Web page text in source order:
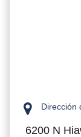
Dirección
6200 N